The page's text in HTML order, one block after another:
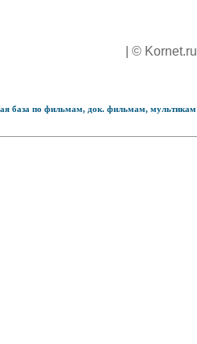
| ©
база по фильмам, док. фильмам,